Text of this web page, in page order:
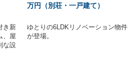
き新
、屋
な設
万円（別荘・一戸建て）
ゆとりの6LDKリノベーション物件
が登場。